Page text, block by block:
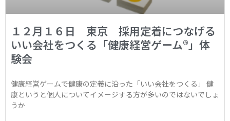
１２月１６日 東京 採用定着につなげる
いい会社をつくる「健康経営ゲーム®︎」体
験会
健康経営ゲームで健康の定義に沿った「いい会社をつくる」 健
康というと個人についてイメージする方が多いのではないでしょ
うか